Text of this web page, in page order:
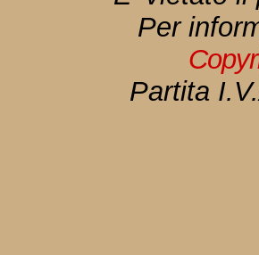
Per
Partita